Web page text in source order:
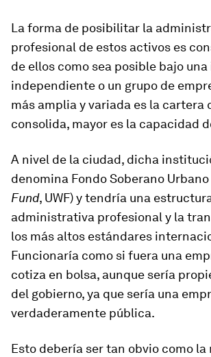
La forma de posibilitar la
profesional de estos activos es
de ellos como sea posible bajo
independiente o un grupo de
más amplia y variada es la cartera
consolida, mayor es la capacidad
A nivel de la ciudad, dicha
denomina Fondo Soberano Urbano
Fund, UWF) y tendría una
administrativa profesional y la
los más altos estándares
Funcionaría como si fuera una
cotiza en bolsa, aunque sería
del gobierno, ya que sería una
verdaderamente pública.
Esto debería ser tan obvio como la